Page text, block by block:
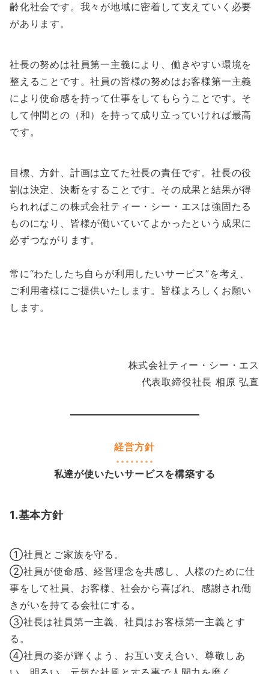
齢化社会です。我々が地域に密着して支えていく必要
があります。
社長の努めは社員第一主義により、働きやすい環境を
整えることです。社員の皆様の努めはお客様第一主義
により使命感を持って仕事をしてもらうことです。そ
して仲間との（和）を持って成り立っていければ最高
です。
目標、方針、計画は立てた社長の責任です。社長の役
割は決定、決断をすることです。その成果と結果が得
られればこの株式会社ティー・シー・エスは強固たる
ものになり、皆様が働いていてよかったという成果に
必ずつながります。
常に“わたしたち自らが利用したいサービス”を考え、
ご利用者様にご提供いたします。皆様よろしくお願い
します。
株式会社ティー・シー・エス
代表取締役社長 相原 弘直
経営方針
私達が使いたいサービスを構築する
1.基本方針
①社員とご家族を守る。
②社員が使命感、経営理念を共感し、人様のために仕
事をして社員、お客様、社会から喜ばれ、感謝され働
きがいを持てる会社にする。
③社長は社員第一主義、社員はお客様第一主義とす
る。
④社員の姿が輝くよう、お互い支え合い、尊敬しあ